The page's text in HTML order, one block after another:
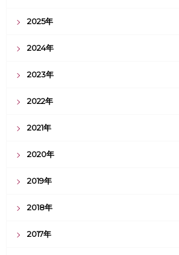
2025年
2024年
2023年
2022年
2021年
2020年
2019年
2018年
2017年